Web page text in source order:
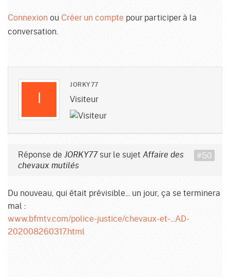
Connexionou Créer un compte pour participer à la
conversation.
JORKY77
Visiteur
Réponse de JORKY77sur le sujet Affaire des
chevaux mutilés
Du nouveau, qui était prévisible... un jour, ça se terminera
mal :
www.bfmtv.com/police-justice/chevaux-et-...AD-
202008260317.html
#50